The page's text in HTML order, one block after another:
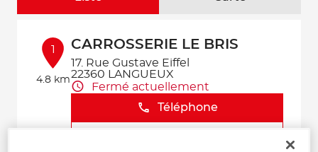
1
4.8 km
CARROSSERIE LE BRIS
17. Rue Gustave Eiffel
22360 LANGUEUX
Fermé actuellement
Téléphone